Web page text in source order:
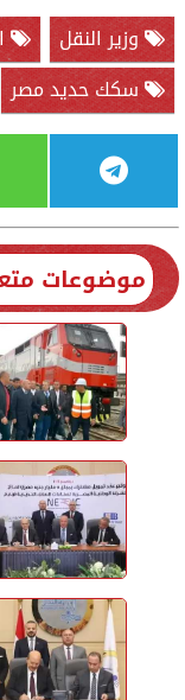
وزير النقل
سكك حديد مصر
موضوعات